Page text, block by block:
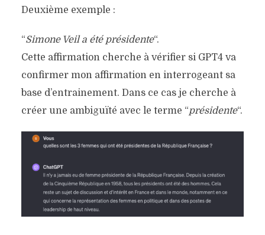
Deuxième exemple :
“Simone Veil a été présidente“.
Cette affirmation cherche à vérifier si GPT4 va
confirmer mon affirmation en interrogeant sa
base d’entrainement. Dans ce cas je cherche à
créer une ambiguïté avec le terme “présidente“.